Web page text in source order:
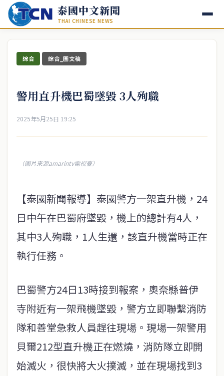
泰國中文新聞
THAI CHINESE NEWS
綜合 綜合_圖文稿
警用直升機巴蜀墜毀 3人殉職
2025年5月25日 19:25
（圖片來源amarintv電視臺）
【泰國新聞報導】泰國警方一架直升機，24
日中午在巴蜀府墜毀，機上的總計有4人，
其中3人殉職，1人生還，該直升機當時正在
執行任務。
巴蜀警方24日13時接到報案，奧奈縣普伊
寺附近有一架飛機墜毀，警方立即聯繫消防
隊和善堂急救人員趕往現場。現場一架警用
貝爾212型直升機正在燃燒，消防隊立即開
始滅火，很快將大火撲滅，並在現場找到3